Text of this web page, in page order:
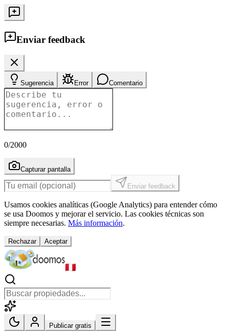
Enviar feedback
Sugerencia Error Comentario
0/2000
Capturar pantalla
Enviar feedback
Usamos cookies analíticas (Google Analytics) para entender cómo
se usa Doomos y mejorar el servicio. Las cookies técnicas son
siempre necesarias. Más información.
Rechazar Aceptar
Publicar gratis